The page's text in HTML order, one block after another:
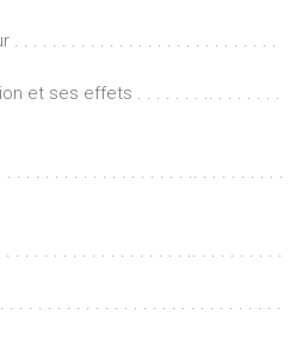
. . . . . . . . . . . . . . . . . . . . . . . . . . .
et ses effets . . . . . . . .. . . . . . . .
. . . . . . . . . . . . . . . . . .. . . . . . . . . .
. . . . . . . . . . . . . . . . . .. . . . . . . . . .
. . . . . . . . . . . . . . . . . . . . . . . . . . .